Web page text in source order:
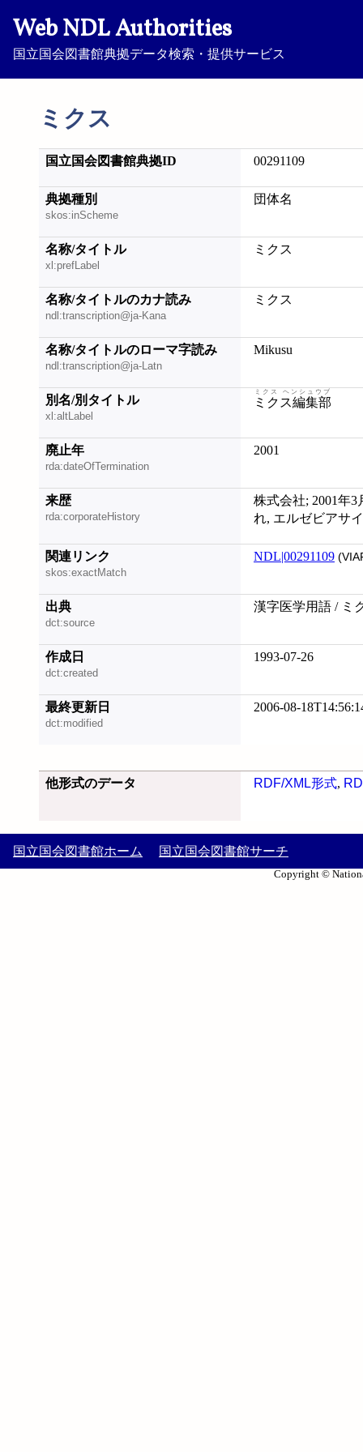
Web NDL Authorities
国立国会図書館典拠データ検索・提供サービス
ミクス
国立国会図書館典拠ID 00291109
典拠種別
skos:inScheme
団体名
名称/タイトル
xl:prefLabel
ミクス
名称/タイトルのカナ読み
ndl:transcription@ja-Kana
ミクス
名称/タイトルのローマ字読み
ndl:transcription@ja-Latn
Mikusu
別名/別タイトル
xl:altLabel
ミクス編集部
ミクス ヘンシュウブ
廃止年
rda:dateOfTermination
2001
来歴
rda:corporateHistory
株式会社; 2001年
れ, エルゼビアサ
関連リンク
skos:exactMatch
NDL|00291109
出典
dct:source
漢字医学用語 / ミ
作成日
dct:created
1993-07-26
最終更新日
dct:modified
2006-08-
他形式のデータ RDF/XML形式,
国立国会図書館ホーム 国立国会図書館サーチ
Copyright ©